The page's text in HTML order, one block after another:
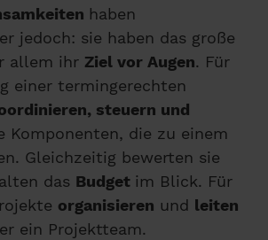
haben
jedoch: sie haben das große
allem ihr Ziel vor Augen. Für
einer termingerechten
steuern und
Komponenten, die zu einem
Gleichzeitig bewerten sie
das Budget im Blick. Für
organisieren und leiten
ein Projektteam.